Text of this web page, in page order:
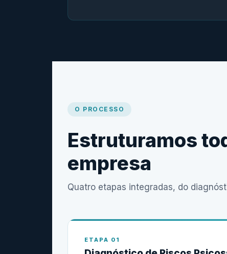
O PROCESSO
Estruturamos
empresa
Quatro etapas integradas, do
ETAPA 01